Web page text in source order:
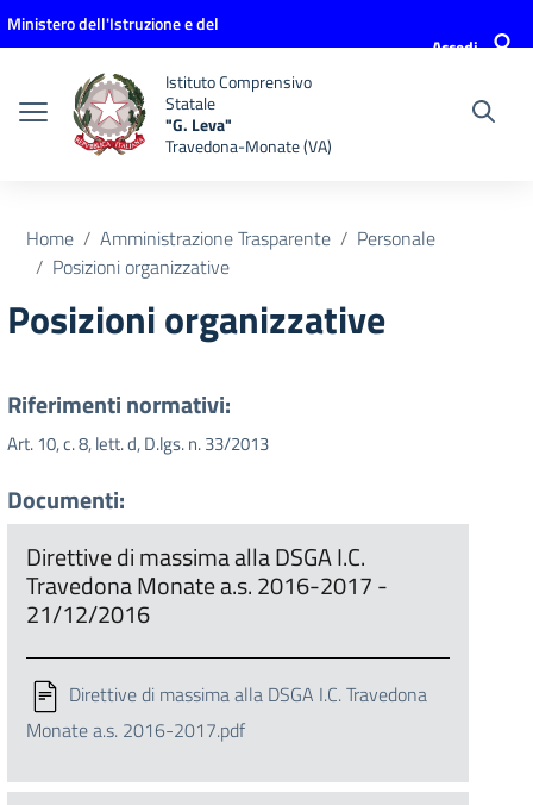
Vai ai contenuti
Vai al menu di navigazione
Vai al footer
Ministero dell'Istruzione e del
Accedi
Istituto Comprensivo
Statale
"G. Leva"
Travedona-Monate (VA)
Home Amministrazione Trasparente
Personale
Posizioni organizzative
Posizioni organizzative
Riferimenti normativi:
Art. 10, c. 8, lett. d, D.lgs. n. 33/2013
Documenti:
Direttive di massima alla DSGA I.C.
Travedona Monate a.s. 2016-2017 -
21/12/2016
Direttive di massima alla DSGA I.C. Travedona
Monate a.s. 2016-2017.pdf